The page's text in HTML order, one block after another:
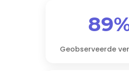
Geobserveerde